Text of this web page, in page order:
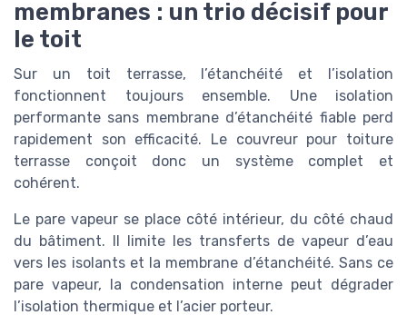
membranes : un trio décisif pour
le toit
Sur un toit terrasse, l’étanchéité et l’isolation
fonctionnent toujours ensemble. Une isolation
performante sans membrane d’étanchéité fiable perd
rapidement son efficacité. Le couvreur pour toiture
terrasse conçoit donc un système complet et
cohérent.
Le pare vapeur se place côté intérieur, du côté chaud
du bâtiment. Il limite les transferts de vapeur d’eau
vers les isolants et la membrane d’étanchéité. Sans ce
pare vapeur, la condensation interne peut dégrader
l’isolation thermique et l’acier porteur.